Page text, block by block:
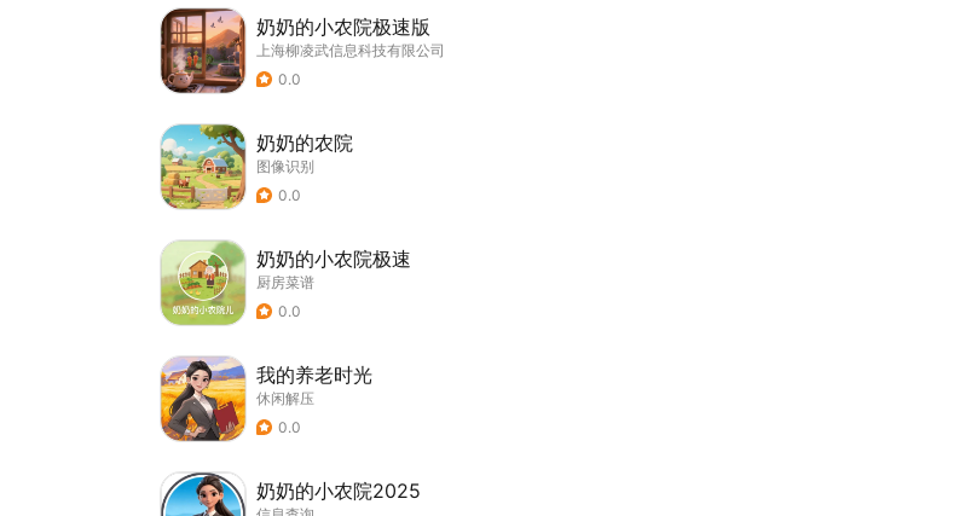
奶奶的小农院极速版
上海柳凌武信息科技有限公司
0.0
奶奶的农院
图像识别
0.0
奶奶的小农院极速
厨房菜谱
0.0
我的养老时光
休闲解压
0.0
奶奶的小农院2025